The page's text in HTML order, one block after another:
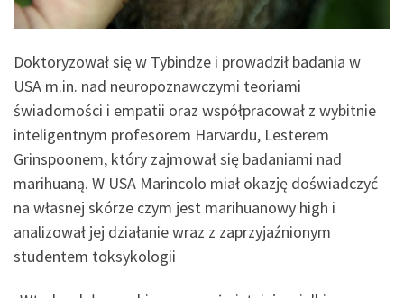
Doktoryzował się w Tybindze i prowadził badania w
USA m.in. nad neuropoznawczymi teoriami
świadomości i empatii oraz współpracował z wybitnie
inteligentnym profesorem Harvardu, Lesterem
Grinspoonem, który zajmował się badaniami nad
marihuaną. W USA Marincolo miał okazję doświadczyć
na własnej skórze czym jest marihuanowy high i
analizował jej działanie wraz z zaprzyjaźnionym
studentem toksykologii